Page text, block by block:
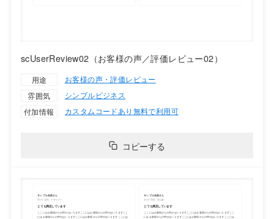
scUserReview02（お客様の声／評価レビュー02）
用途
お客様の声・評価レビュー
雰囲気
シンプルビジネス
付加情報
カスタムコードあり 無料で利用可
コピーする